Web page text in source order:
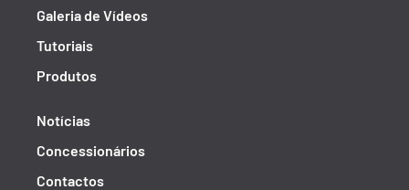
Galeria de Vídeos
Tutoriais
Produtos
Notícias
Concessionários
Contactos